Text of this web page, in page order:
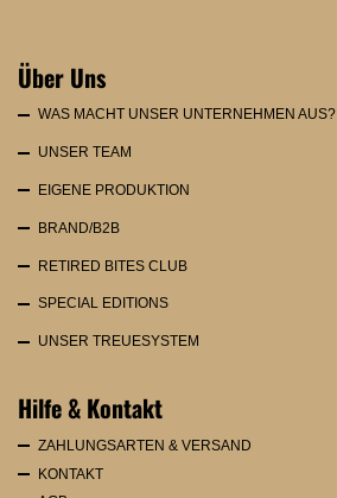
Über Uns
WAS MACHT UNSER UNTERNEHMEN AUS?
UNSER TEAM
EIGENE PRODUKTION
BRAND/B2B
RETIRED BITES CLUB
SPECIAL EDITIONS
UNSER TREUESYSTEM
Hilfe & Kontakt
ZAHLUNGSARTEN & VERSAND
KONTAKT